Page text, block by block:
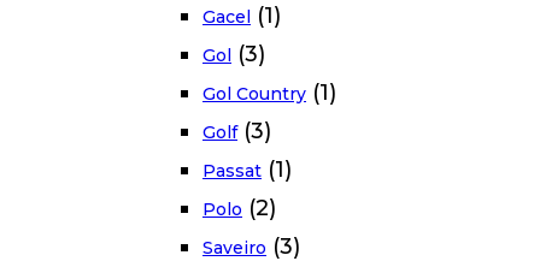
Gacel (1)
Gol (3)
Gol Country (1)
Golf (3)
Passat (1)
Polo (2)
Saveiro (3)